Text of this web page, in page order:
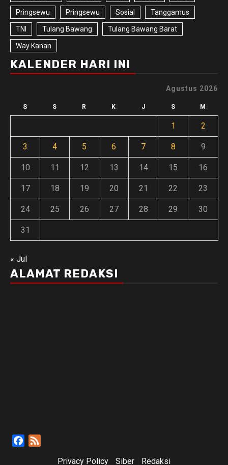
Pringsewu Pringsewu Sosial Tanggamus
TNI Tulang Bawang Tulang Bawang Barat
Way Kanan
KALENDER HARI INI
Agustus 2026
S S R K J S M
1 2
3 4 5 6 7 8 9
10 11 12 13 14 15 16
17 18 19 20 21 22 23
24 25 26 27 28 29 30
31
« Jul
ALAMAT REDAKSI
Facebook
Privacy Policy Siber Redaksi